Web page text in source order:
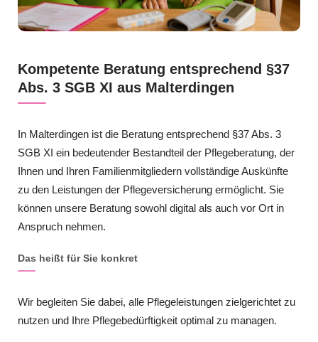
Kompetente Beratung entsprechend §37
Abs. 3 SGB XI aus Malterdingen
In Malterdingen ist die Beratung entsprechend §37 Abs. 3
SGB XI ein bedeutender Bestandteil der Pflegeberatung, der
Ihnen und Ihren Familienmitgliedern vollständige Auskünfte
zu den Leistungen der Pflegeversicherung ermöglicht. Sie
können unsere Beratung sowohl digital als auch vor Ort in
Anspruch nehmen.
Das heißt für Sie konkret
Wir begleiten Sie dabei, alle Pflegeleistungen zielgerichtet zu
nutzen und Ihre Pflegebedürftigkeit optimal zu managen.